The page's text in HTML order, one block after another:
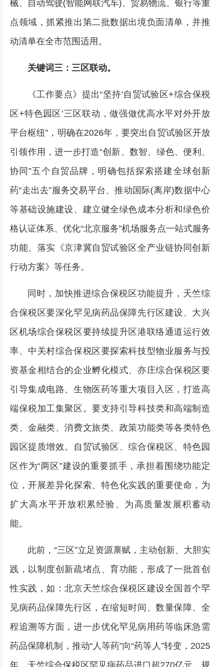
械、自动驾驶(智能网联汽车)、贸易物流、银行等重
点领域，抓紧推出第二批数据出境负面清单，并推
动清单在全市范围适用。
关键词三：三区联动。
《工作要点》提出“坚持‘自贸试验区+综合保税
区+特色园区’三区联动，做强做优高水平对外开放
平台枢纽”，明确在2026年，要突出自贸试验区开放
引领作用，进一步打造“创新、数智、绿色、便利、
协同”五个自贸品牌，明确包括探索搭建全球创新
药“走出去”服务交易平台、推动国际(离岸)数据中心
等基础设施建设、建立健全绿色成本分析和绿色价
格认证体系、优化“北京服务”机场服务点一站式服务
功能、落实《京津冀自贸试验区全产业链协同创新
行动方案》等任务。
同时，加快推进综合保税区功能提升，天竺综
合保税区要深化罕见病药品保障先行区建设、大兴
区机场综合保税区要持续提升区港联络通道运行效
率、中关村综合保税区要探索科技型物业服务与投
资基金相结合的企业孵化模式、亦庄综合保税区要
引导集成电路、生物医药等重大项目入区，打造高
端保税加工集聚区。要支持引导科技类和高端制造
类、金融类、消费文旅类、政策功能类等各类特色
园区提质增效。自贸试验区、综合保税区、特色园
区作为“两区”建设的重要抓手，承担着围绕功能定
位，开展差异化探索、特色化实践的重要使命，为
扩大高水平开放积累经验、为高质量发展积蓄动
能。
此前，“三区”立足资源禀赋，主动创新、大胆实
践，以制度创新疏堵点、育功能，形成了一批首创
性实践，如：北京天竺综合保税区建设全国首个罕
见病药品保障先行区，在缩短时间、数量保障、全
程追溯等方面，进一步优化罕见病用药等临床急需
药品保障机制，推动“人等药”向“药等人”转变，2025
年，天竺综合保税区罕见病药品进口超270亿元，规